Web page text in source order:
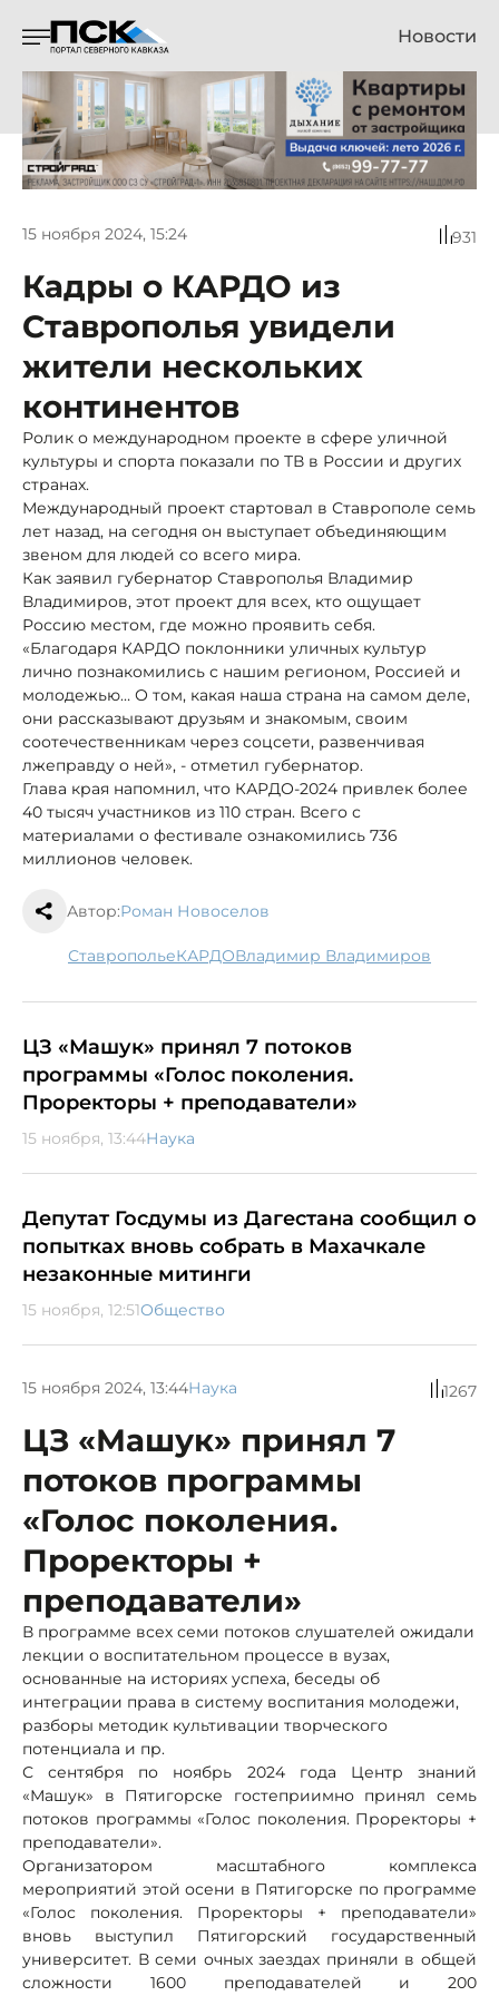
Новости
15 ноября 2024, 15:24 931
Кадры о КАРДО из
Ставрополья увидели
жители нескольких
континентов
Ролик о международном проекте в сфере уличной
культуры и спорта показали по ТВ в России и других
странах.
Международный проект стартовал в Ставрополе семь
лет назад, на сегодня он выступает объединяющим
звеном для людей со всего мира.
Как заявил губернатор Ставрополья Владимир
Владимиров, этот проект для всех, кто ощущает
Россию местом, где можно проявить себя.
«Благодаря КАРДО поклонники уличных культур
лично познакомились с нашим регионом, Россией и
молодежью… О том, какая наша страна на самом деле,
они рассказывают друзьям и знакомым, своим
соотечественникам через соцсети, развенчивая
лжеправду о ней», - отметил губернатор.
Глава края напомнил, что КАРДО-2024 привлек более
40 тысяч участников из 110 стран. Всего с
материалами о фестивале ознакомились 736
миллионов человек.
Автор:Роман Новоселов
Ставрополье КАРДО Владимир Владимиров
ЦЗ «Машук» принял 7 потоков
программы «Голос поколения.
Проректоры + преподаватели»
15 ноября, 13:44Наука
Депутат Госдумы из Дагестана сообщил о
попытках вновь собрать в Махачкале
незаконные митинги
15 ноября, 12:51Общество
15 ноября 2024, 13:44Наука 1267
ЦЗ «Машук» принял 7
потоков программы
«Голос поколения.
Проректоры +
преподаватели»
В программе всех семи потоков слушателей ожидали
лекции о воспитательном процессе в вузах,
основанные на историях успеха, беседы об
интеграции права в систему воспитания молодежи,
разборы методик культивации творческого
потенциала и пр.
С сентября по ноябрь 2024 года Центр знаний
«Машук» в Пятигорске гостеприимно принял семь
потоков программы «Голос поколения. Проректоры +
преподаватели».
Организатором масштабного комплекса
мероприятий этой осени в Пятигорске по программе
«Голос поколения. Проректоры + преподаватели»
вновь выступил Пятигорский государственный
университет. В семи очных заездах приняли в общей
сложности 1600 преподавателей и 200